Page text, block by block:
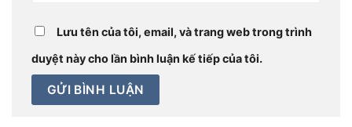
Lưu tên của tôi, email, và trang web trong trình
duyệt này cho lần bình luận kế tiếp của tôi.